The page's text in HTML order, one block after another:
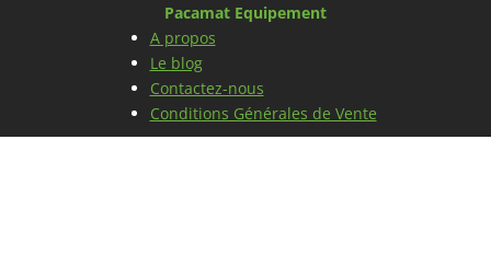
Pacamat Equipement
A propos
Le blog
Contactez-nous
Conditions Générales de Vente